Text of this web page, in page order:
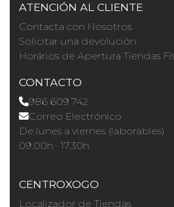
ATENCIÓN AL CLIENTE
Contacta con Nosotros
Solicitar una devolución
Horários de Apertura Tiendas
CONTACTO
986 609 742
Correo Electrónico
De lunes a viernes (laborables)
09.00h · 17.30h
CENTROXOGO
Localizador de Tiendas